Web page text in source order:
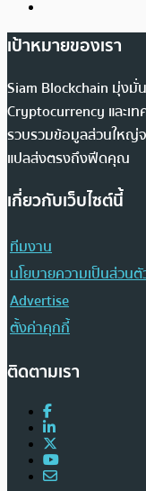
เป้าหมายของเรา
Siam Blockchain มุ่งมั่
Cryptocurrency และเ
รวบรวมข้อมูลส่วนใหญ่จ
แปลส่งตรงถึงฟีดคุณ
เกี่ยวกับเว็บไซต์นี้
ทีมงาน
นโยบายความเป็นส่วนตั
Advertise
ตั้งค่าคุกกี้
ติดตามเรา